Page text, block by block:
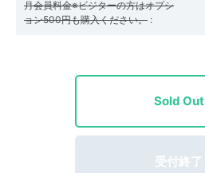
月会員料金※ビジターの方はオプシ
ョン500円も購入ください。 :
Sold Out
受付終了